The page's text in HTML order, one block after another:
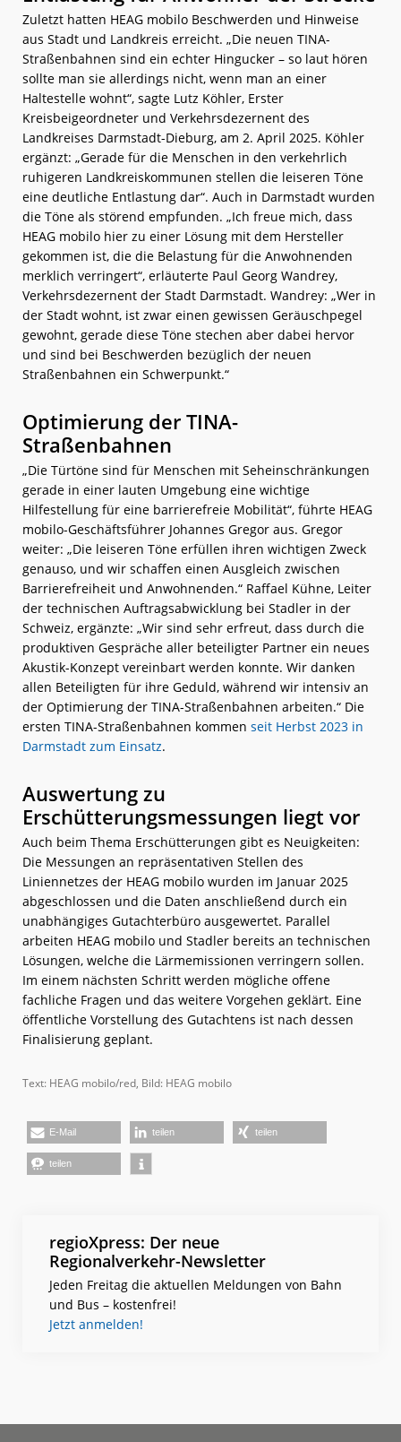
Zuletzt hatten HEAG mobilo Beschwerden und Hinweise
aus Stadt und Landkreis erreicht. „Die neuen TINA-
Straßenbahnen sind ein echter Hingucker – so laut hören
sollte man sie allerdings nicht, wenn man an einer
Haltestelle wohnt“, sagte Lutz Köhler, Erster
Kreisbeigeordneter und Verkehrsdezernent des
Landkreises Darmstadt-Dieburg, am 2. April 2025. Köhler
ergänzt: „Gerade für die Menschen in den verkehrlich
ruhigeren Landkreiskommunen stellen die leiseren Töne
eine deutliche Entlastung dar“. Auch in Darmstadt wurden
die Töne als störend empfunden. „Ich freue mich, dass
HEAG mobilo hier zu einer Lösung mit dem Hersteller
gekommen ist, die die Belastung für die Anwohnenden
merklich verringert“, erläuterte Paul Georg Wandrey,
Verkehrsdezernent der Stadt Darmstadt. Wandrey: „Wer in
der Stadt wohnt, ist zwar einen gewissen Geräuschpegel
gewohnt, gerade diese Töne stechen aber dabei hervor
und sind bei Beschwerden bezüglich der neuen
Straßenbahnen ein Schwerpunkt.“
Optimierung der TINA-
Straßenbahnen
„Die Türtöne sind für Menschen mit Seheinschränkungen
gerade in einer lauten Umgebung eine wichtige
Hilfestellung für eine barrierefreie Mobilität“, führte HEAG
mobilo-Geschäftsführer Johannes Gregor aus. Gregor
weiter: „Die leiseren Töne erfüllen ihren wichtigen Zweck
genauso, und wir schaffen einen Ausgleich zwischen
Barrierefreiheit und Anwohnenden.“ Raffael Kühne, Leiter
der technischen Auftragsabwicklung bei Stadler in der
Schweiz, ergänzte: „Wir sind sehr erfreut, dass durch die
produktiven Gespräche aller beteiligter Partner ein neues
Akustik-Konzept vereinbart werden konnte. Wir danken
allen Beteiligten für ihre Geduld, während wir intensiv an
der Optimierung der TINA-Straßenbahnen arbeiten.“ Die
ersten TINA-Straßenbahnen kommen seit Herbst 2023 in
Darmstadt zum Einsatz.
Auswertung zu
Erschütterungsmessungen liegt vor
Auch beim Thema Erschütterungen gibt es Neuigkeiten:
Die Messungen an repräsentativen Stellen des
Liniennetzes der HEAG mobilo wurden im Januar 2025
abgeschlossen und die Daten anschließend durch ein
unabhängiges Gutachterbüro ausgewertet. Parallel
arbeiten HEAG mobilo und Stadler bereits an technischen
Lösungen, welche die Lärmemissionen verringern sollen.
Im einem nächsten Schritt werden mögliche offene
fachliche Fragen und das weitere Vorgehen geklärt. Eine
öffentliche Vorstellung des Gutachtens ist nach dessen
Finalisierung geplant.
Text: HEAG mobilo/red, Bild: HEAG mobilo
E-Mail teilen teilen
teilen
regioXpress: Der neue
Regionalverkehr-Newsletter
Jeden Freitag die aktuellen Meldungen von Bahn
und Bus – kostenfrei!
Jetzt anmelden!